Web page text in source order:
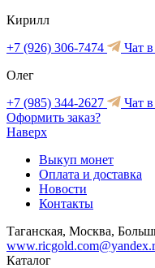
Кирилл
+7 (926) 306-7474
Чат
Олег
+7 (985) 344-2627
Чат
Оформить заказ?
Наверх
Выкуп монет
Оплата и доставка
Новости
Контакты
Таганская, Москва,
Каталог